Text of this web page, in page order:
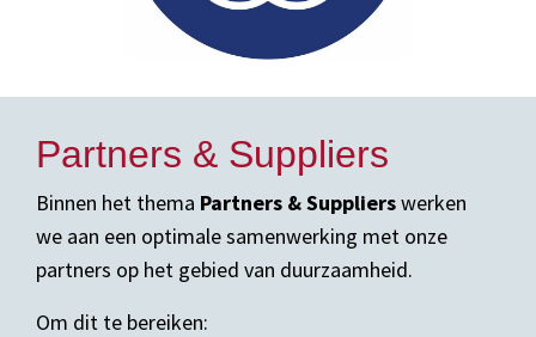
Partners & Suppliers
Binnen het thema Partners & Supplierswerken
we aan een optimale samenwerking met onze
partners op het gebied van duurzaamheid.
Om dit te bereiken: